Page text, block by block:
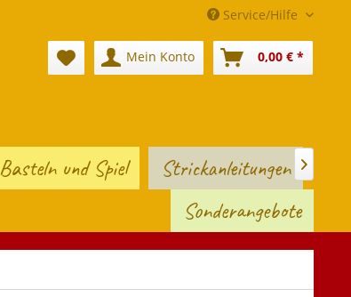
Service/Hilfe
Mein Konto 0,00 € *
Basteln und Spiel
Strickanleitungen
Sonderangebote
